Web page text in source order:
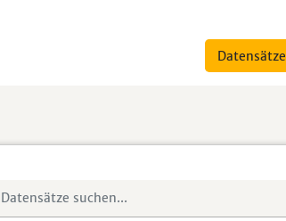
Datensätze